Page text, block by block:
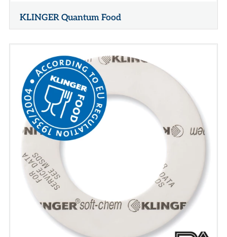
KLINGER Quantum Food